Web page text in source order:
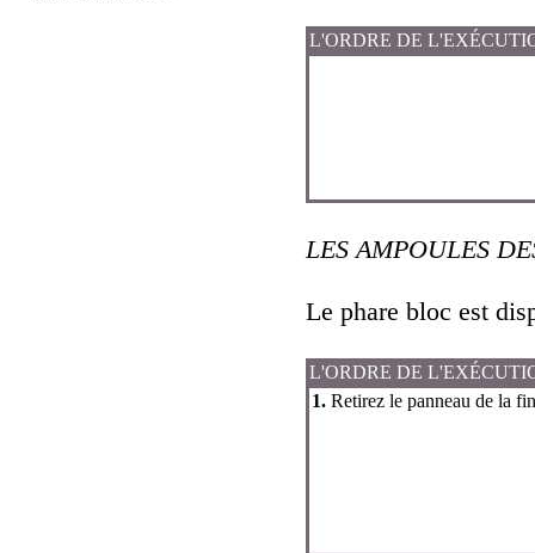
L'ORDRE DE
LES AMPOULES
Le phare bloc est
L'ORDRE DE
1. Retirez le panneau de la